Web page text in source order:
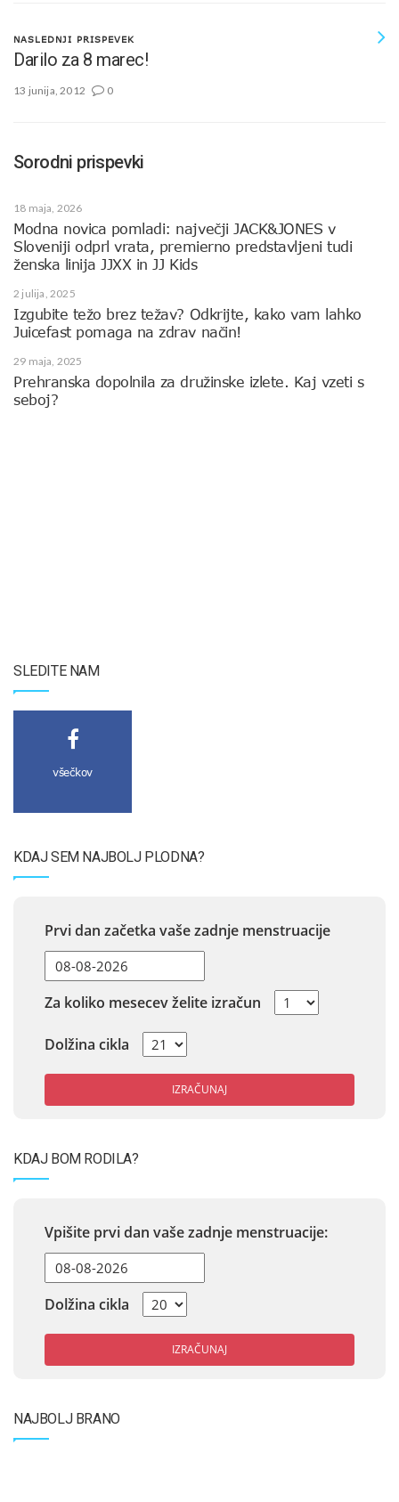
NASLEDNJI PRISPEVEK
Darilo za 8 marec!
13 junija, 2012 0
Sorodni prispevki
18 maja, 2026
Modna novica pomladi: največji JACK&JONES v
Sloveniji odprl vrata, premierno predstavljeni tudi
ženska linija JJXX in JJ Kids
2 julija, 2025
Izgubite težo brez težav? Odkrijte, kako vam lahko
Juicefast pomaga na zdrav način!
29 maja, 2025
Prehranska dopolnila za družinske izlete. Kaj vzeti s
seboj?
SLEDITE NAM
všečkov
KDAJ SEM NAJBOLJ PLODNA?
Prvi dan začetka vaše zadnje menstruacije
Za koliko mesecev želite izračun
Dolžina cikla
IZRAČUNAJ
KDAJ BOM RODILA?
Vpišite prvi dan vaše zadnje menstruacije:
Dolžina cikla
IZRAČUNAJ
NAJBOLJ BRANO